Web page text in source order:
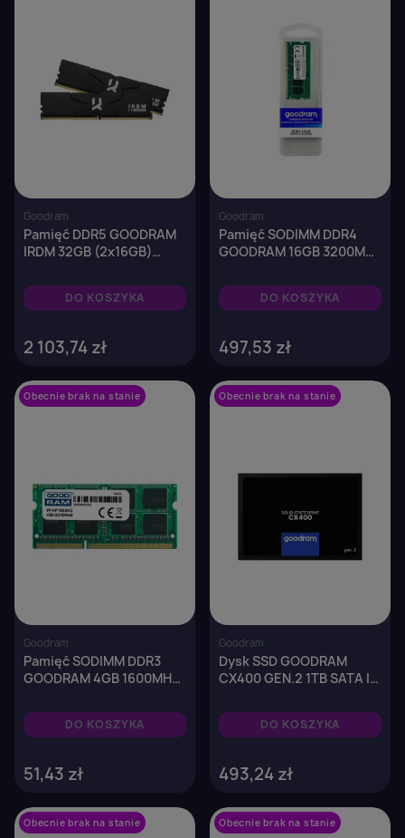
Goodram
Pamięć DDR5 GOODRAM
IRDM 32GB (2x16GB)
DO KOSZYKA
2 103,74 zł
Goodram
Pamięć SODIMM DDR4
GOODRAM 16GB 3200MHz
DO KOSZYKA
497,53 zł
Obecnie brak na stanie
Goodram
Pamięć SODIMM DDR3
GOODRAM 4GB 1600MHz
HP16S04G)
DO KOSZYKA
51,43 zł
Obecnie brak na stanie
Goodram
Dysk SSD GOODRAM
CX400 GEN.2 1TB SATA III
DO KOSZYKA
493,24 zł
Obecnie brak na stanie Obecnie brak na stanie